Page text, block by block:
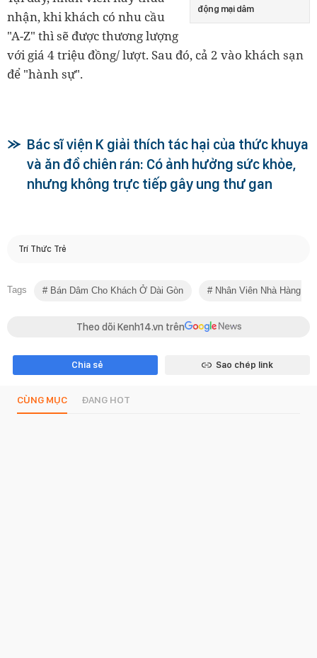
động mại dâm
nhận, khi khách có nhu cầu
"A-Z" thì sẽ được thương lượng
với giá 4 triệu đồng/ lượt. Sau đó, cả 2 vào khách sạn
để "hành sự".
Bác sĩ viện K giải thích tác hại của thức khuya
và ăn đồ chiên rán: Có ảnh hưởng sức khỏe,
nhưng không trực tiếp gây ung thư gan
Trí Thức Trẻ
Tags Bán Dâm Cho Khách Ở Dài Gòn Nhân Viên Nhà Hàng
Theo dõi Kenh14.vn trên
Chia sẻ Sao chép link
CÙNG MỤC ĐANG HOT